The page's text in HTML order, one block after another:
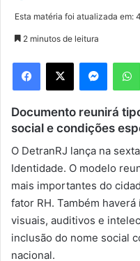
d
e
m
e
-
Esta matéria foi atualizada em:
2 minutos de leitura
Documento reunirá
social e condições
O DetranRJ lança na
Identidade. O modelo
mais importantes do
fator RH. Também
visuais, auditivos e
inclusão do nome social
nacional.